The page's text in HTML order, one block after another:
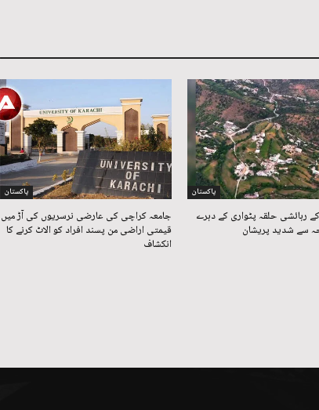
پاکستان
رہائشی حلقہ پٹواری کے دہرے
سے شدید پریشان
پاکستان
جامعہ کراچی کی عارضی نرسریوں کی آڑ میں
قیمتی اراضی من پسند افراد کو الاٹ کرنے کا
انکشاف